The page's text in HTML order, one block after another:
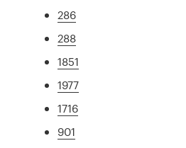
286
288
1851
1977
1716
901